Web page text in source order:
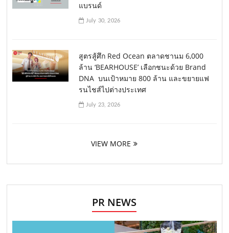
แบรนด์
July 30, 2026
สูตรสู้ศึก Red Ocean ตลาดชานม 6,000
ล้าน ‘BEARHOUSE’ เลือกชนะด้วย Brand
DNA บนเป้าหมาย 800 ล้าน และขยายแฟ
รนไชส์ไปต่างประเทศ
July 23, 2026
VIEW MORE
PR NEWS